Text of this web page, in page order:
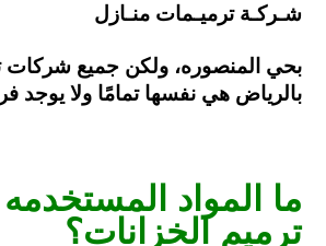
شـركـة ترميـمات منـازل
بحي المنصوره، ولكن جميع شركات
بالرياض هي نفسها تمامًا ولا يوجد
ما المواد
ترميم الخزانات؟